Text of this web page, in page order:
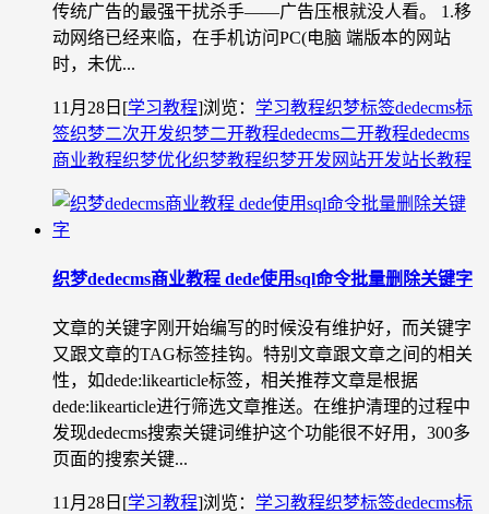
传统广告的最强干扰杀手——广告压根就没人看。 1.移
动网络已经来临，在手机访问PC(电脑 端版本的网站
时，未优...
11月28日 [学习教程]浏览： 学习教程织梦标签dedecms标
签织梦二次开发织梦二开教程dedecms二开教程dedecms
商业教程织梦优化织梦教程织梦开发 网站开发站长教程
织梦dedecms商业教程 dede使用sql命令批量删除关键字
文章的关键字刚开始编写的时候没有维护好，而关键字
又跟文章的TAG标签挂钩。特别文章跟文章之间的相关
性，如dede:likearticle标签，相关推荐文章是根据
dede:likearticle进行筛选文章推送。在维护清理的过程中
发现dedecms搜索关键词维护这个功能很不好用，300多
页面的搜索关键...
11月28日 [学习教程]浏览： 学习教程织梦标签dedecms标